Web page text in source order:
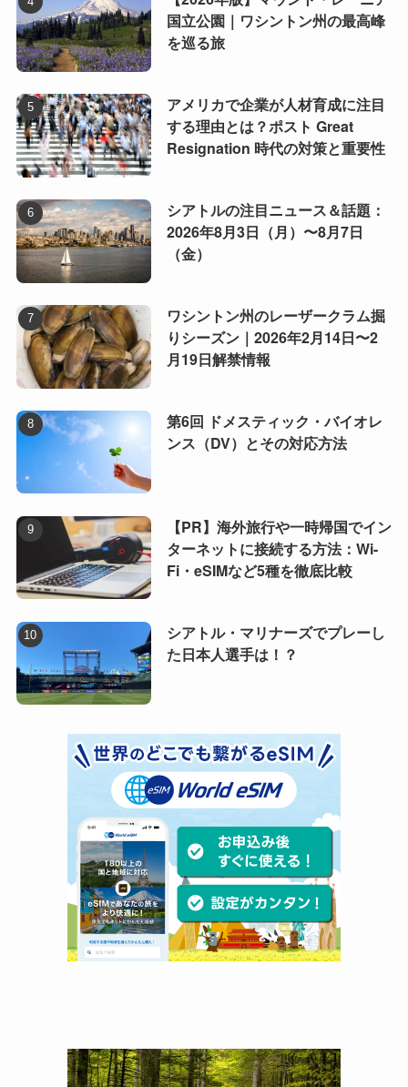
国立公園｜ワシントン州の最高峰
を巡る旅
アメリカで企業が人材育成に注目
する理由とは？ポスト Great
Resignation 時代の対策と重要性
シアトルの注目ニュース＆話題：
2026年8月3日（月）〜8月7日
（金）
ワシントン州のレーザークラム掘
りシーズン｜2026年2月14日〜2
月19日解禁情報
第6回 ドメスティック・バイオレ
ンス（DV）とその対応方法
【PR】海外旅行や一時帰国でイン
ターネットに接続する方法：Wi-
Fi・eSIMなど5種を徹底比較
シアトル・マリナーズでプレーし
た日本人選手は！？